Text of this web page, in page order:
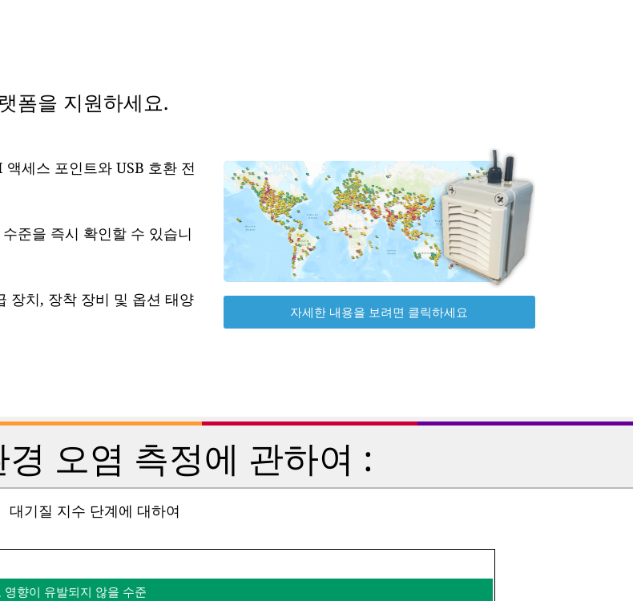
폼을 지원하세요.
세스 포인트와 USB 호환 전
준을 즉시 확인할 수 있습니
장치, 장착 장비 및 옵션 태양
자세한 내용을 보려면 클릭하세요
오염 측정에 관하여 :
대기질 지수 단계에 대하여
향이 유발되지 않을 수준